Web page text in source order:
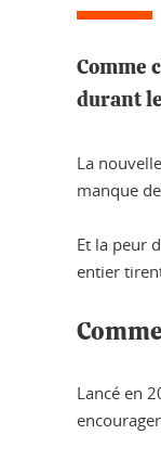
Comme
durant
La
manque
Et la peur
entier
Lancé en